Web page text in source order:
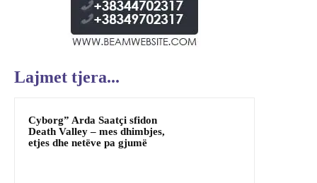
Lajmet tjera...
Cyborg” Arda Saatçi sfidon
Death Valley – mes dhimbjes,
etjes dhe netëve pa gjumë